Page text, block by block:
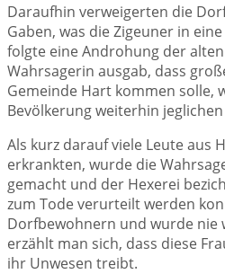
Daraufhin verweigerten die
Gaben, was die Zigeuner in
folgte eine Androhung der
Wahrsagerin ausgab, dass
Gemeinde Hart kommen solle,
Bevölkerung weiterhin
Als kurz darauf viele Leute aus
erkrankten, wurde die
gemacht und der Hexerei
zum Tode verurteilt werden
Dorfbewohnern und wurde nie
erzählt man sich, dass diese
ihr Unwesen treibt.